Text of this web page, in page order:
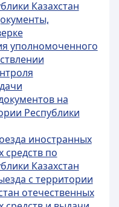
Казахстан
уполномоченного
на
Республики
иностранных
средств по
Казахстан
с территории
отечественных